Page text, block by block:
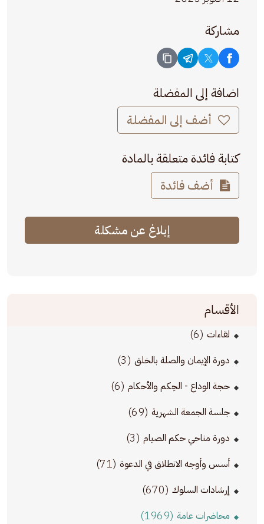
مشاركة
اضافة إلى المفضلة
أضف إلى المفضلة
كتابة فائدة متعلقة بالمادة
أضف فائدة
إبلاغ عن مشكلة
الأقسام
لقاءات (6)
دورة الإيمان والصلة بالخلق (3)
حجة الوداع - الحِكم والأحكام (6)
جلسة الجمعة الشهرية (69)
دورة مناحي حكم الصيام (3)
أسس وأوجه الانطلاق في الدعوة (71)
إرشادات السلوك (670)
محاضرات عامة (1969)